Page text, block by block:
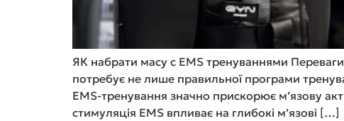
ЯК набрати масу с EMS тренуваннями
потребує не лише правильної програми
EMS-тренування значно прискорює м’язову
стимуляція EMS впливає на глибокі м’язові […]